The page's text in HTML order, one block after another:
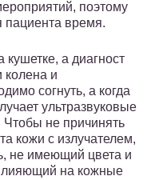
поэтому
пациента время.
а диагност
колена и
согнуть, а когда
ультразвуковые
не причинять
кожи с излучателем,
не имеющий цвета и
на кожные